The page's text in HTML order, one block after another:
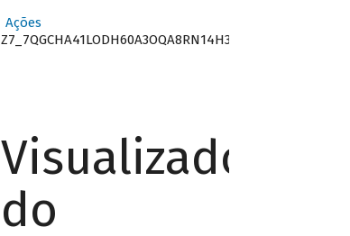
Ações
Z7_7QGCHA41LODH60A3OQA8RN14H3
Visualizador
do